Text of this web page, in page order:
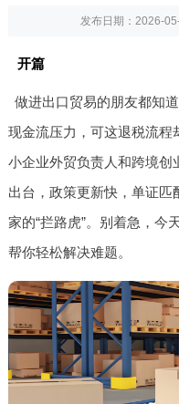
发布日期：2026-
开篇
做进出口贸易的朋友都知
现金流压力，可这退税流程
小企业外贸负责人和跨境创
出台，政策更新快，单证
家的“拦路虎”。别着急，今
帮你轻松解决难题。